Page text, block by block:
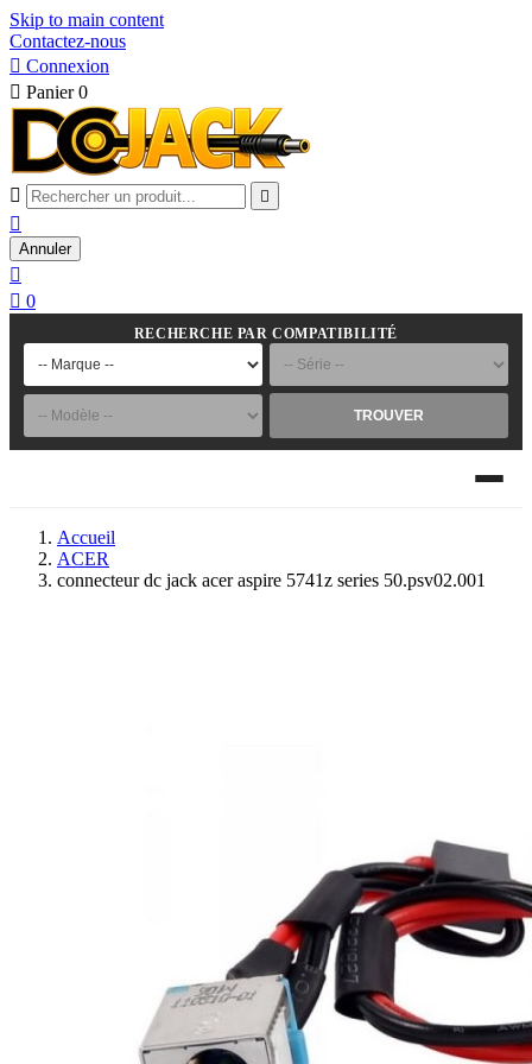
Skip to main content
Contactez-nous
 Connexion
 Panier 0
 

Annuler

 0
RECHERCHE PAR COMPATIBILITÉ
TROUVER
Accueil
ACER
connecteur dc jack acer aspire 5741z series 50.psv02.001